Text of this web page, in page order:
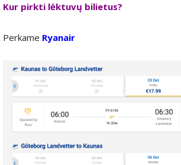
Kur pirkti lėktuvų bilietus?
Perkame Ryanair